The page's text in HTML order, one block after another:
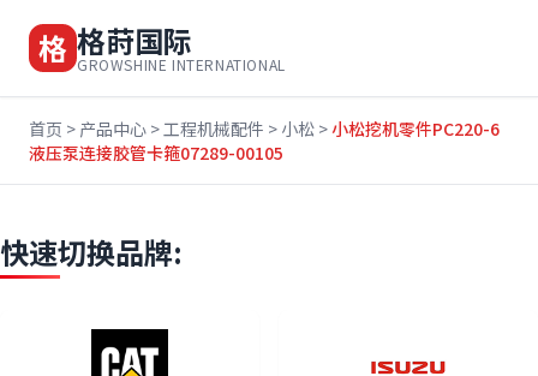
格 格莳国际
GROWSHINE INTERNATIONAL
首页 > 产品中心 >工程机械配件 > 小松 >小松挖机零件PC220-6
液压泵连接胶管卡箍07289-00105
快速切换品牌: